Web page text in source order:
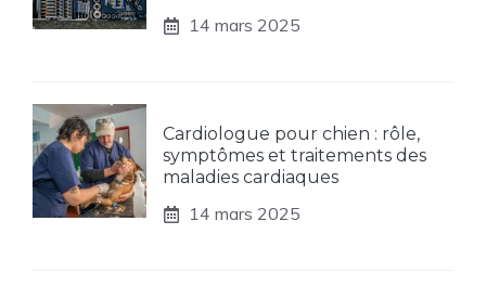
14 mars 2025
Cardiologue pour chien : rôle,
symptômes et traitements des
maladies cardiaques
14 mars 2025